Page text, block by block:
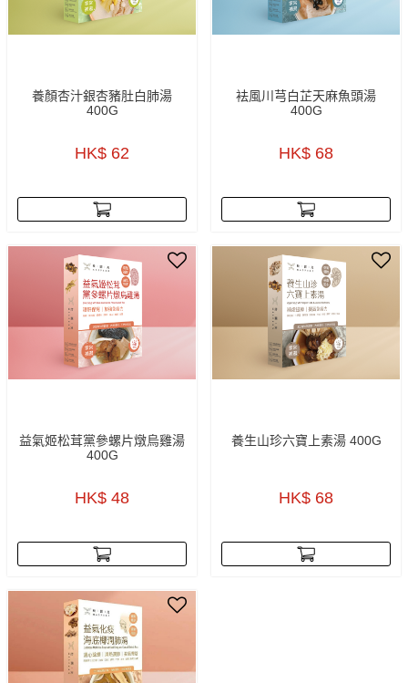
養顏杏汁銀杏豬肚白肺湯
400G
HK$ 62
袪風川芎白芷天麻魚頭湯
400G
HK$ 68
益氣姬松茸黨參螺片燉烏雞湯
400G
HK$ 48
養生山珍六寶上素湯 400G
HK$ 68